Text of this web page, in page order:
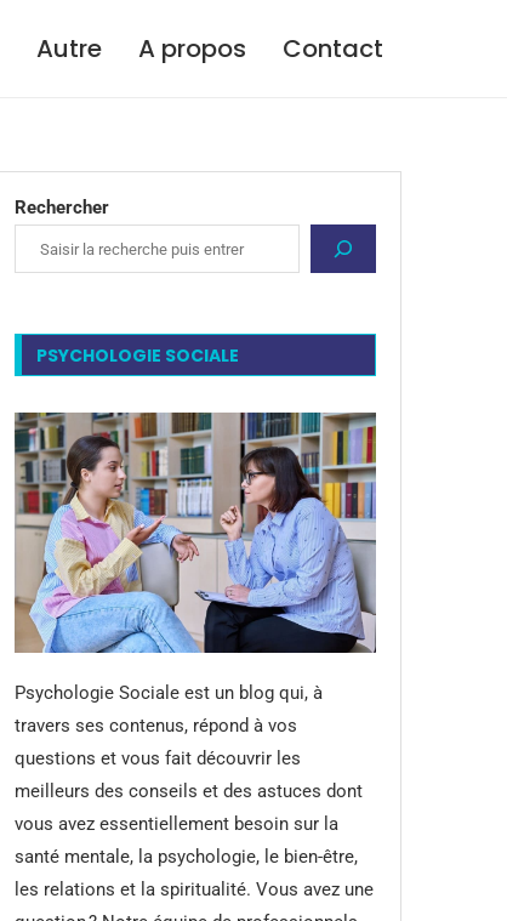
Autre A propos Contact
Rechercher
PSYCHOLOGIE SOCIALE
Psychologie Sociale est un blog qui, à
travers ses contenus, répond à vos
questions et vous fait découvrir les
meilleurs des conseils et des astuces dont
vous avez essentiellement besoin sur la
santé mentale, la psychologie, le bien-être,
les relations et la spiritualité. Vous avez une